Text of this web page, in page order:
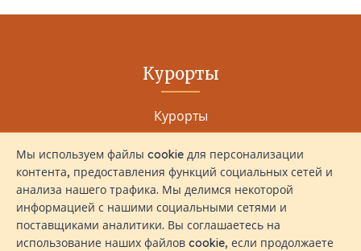
Курорты
Курорты
Ультра Роскошные Курорты
Роскошные Курорты
Бюджетные Курорты
Мы используем файлы cookie для персонализации
контента, предоставления функций социальных сетей и
анализа нашего трафика. Мы делимся некоторой
информацией с нашими социальными сетями и
поставщиками аналитики. Вы соглашаетесь на
использование наших файлов cookie, если продолжаете